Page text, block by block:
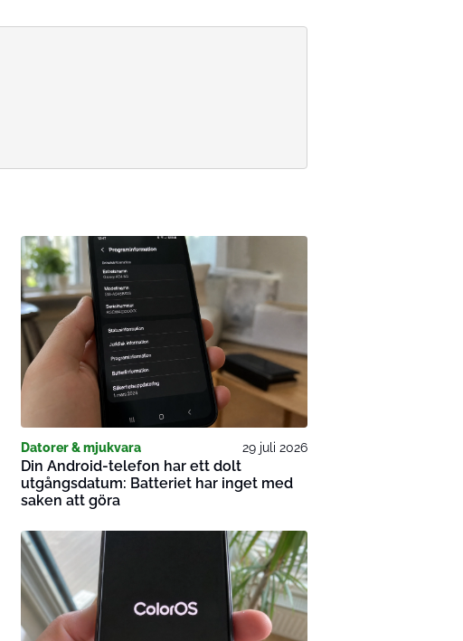
Datorer & mjukvara 29 juli 2026
Din Android-telefon har ett dolt
utgångsdatum: Batteriet har inget med
saken att göra